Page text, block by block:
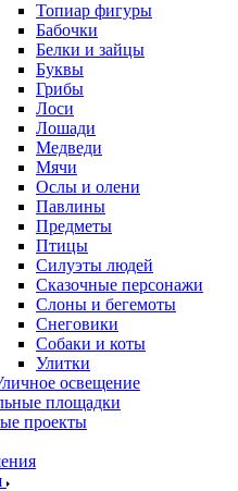
Топиар фигуры
Бабочки
Белки и зайцы
Буквы
Грибы
Лоси
Лошади
Медведи
Мячи
Ослы и олени
Павлины
Предметы
Птицы
Силуэты людей
Сказочные персонажи
Слоны и бегемоты
Снеговики
Собаки и коты
Улитки
освещение
площадки
проекты